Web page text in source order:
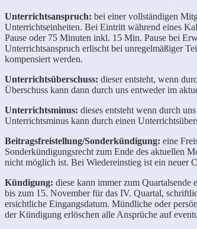
Unterrichtsanspruch: bei einer vollständigen
Unterrichtseinheiten. Bei Eintritt während eines
Pause oder 75 Minuten inkl. 15 Min. Pause bei
Unterrichtsanspruch erlischt bei unregelmäßiger
kompensiert werden.
Unterrichtsüberschuss: dieser entsteht, wenn
Überschuss kann dann durch uns entweder im
Unterrichtsminus: dieses entsteht wenn durch
Unterrichtsminus kann durch einen
Beitragsfreistellung/Sonderkündigung: eine
Sonderkündigungsrecht zum Ende des aktuellen
nicht möglich ist. Bei Wiedereinstieg ist ein neuer
Kündigung: diese kann immer zum
bis zum 15. November für das IV. Quartal,
ersichtliche Eingangsdatum. Mündliche oder
der Kündigung erlöschen alle Ansprüche auf